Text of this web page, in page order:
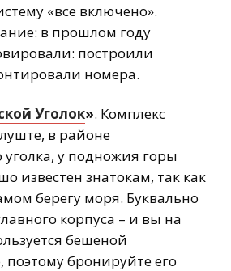
«все включено».
в прошлом году
построили
номера.
Уголок». Комплекс
в районе
уголка, у подножия горы
известен знатокам, так как
берегу моря. Буквально
корпуса – и вы на
бешеной
поэтому бронируйте его